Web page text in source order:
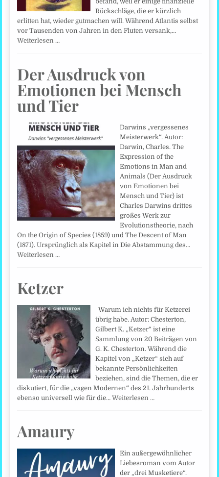
Rückschläge, die er kürzlich
erlitten hat, wieder gutmachen will. Während Atlantis selbst
vor Tausenden von Jahren in den Fluten versank,…
Weiterlesen …
Der Ausdruck von
Emotionen bei Mensch
und Tier
Darwins „vergessenes
Meisterwerk“. Autor:
Darwin, Charles. The
Expression of the
Emotions in Man and
Animals (Der Ausdruck
von Emotionen bei
Mensch und Tier) ist
Charles Darwins drittes
großes Werk zur
Evolutionstheorie, nach
On the Origin of Species (1859) und The Descent of Man
(1871). Ursprünglich als Kapitel in Die Abstammung des…
Weiterlesen …
Ketzer
Warum ich nichts für Ketzerei
übrig habe. Autor: Chesterton,
Gilbert K. „Ketzer“ ist eine
Sammlung von 20 Beiträgen von
G. K. Chesterton. Während die
Kapitel von „Ketzer“ sich auf
bekannte Persönlichkeiten
beziehen, sind die Themen, die er
diskutiert, für die „vagen Modernen“ des 21. Jahrhunderts
ebenso universell wie für die…Weiterlesen …
Amaury
Ein außergewöhnlicher
Liebesroman vom Autor
der „drei Musketiere“.